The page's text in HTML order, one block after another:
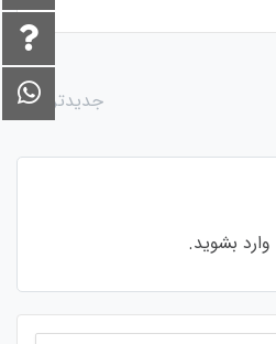
جدیدتر
وارد بشوید.